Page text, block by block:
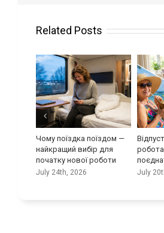
Related Posts
Чому поїздка поїздом —
найкращий вибір для
початку нової роботи
July 24th, 2026 July